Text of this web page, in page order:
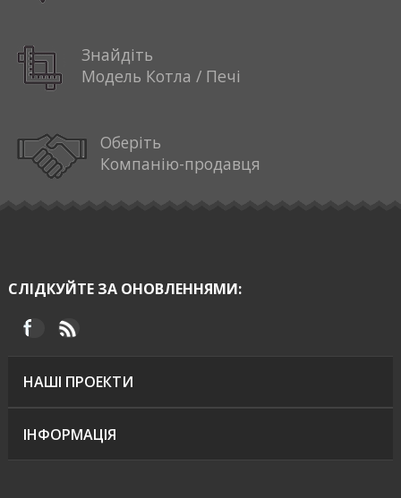
Знайдіть
Модель Котла / Печі
Оберіть
Компанію-продавця
СЛІДКУЙТЕ ЗА ОНОВЛЕННЯМИ:
НАШІ ПРОЕКТИ
ІНФОРМАЦІЯ